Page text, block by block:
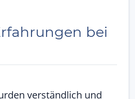
bei
verständlich und